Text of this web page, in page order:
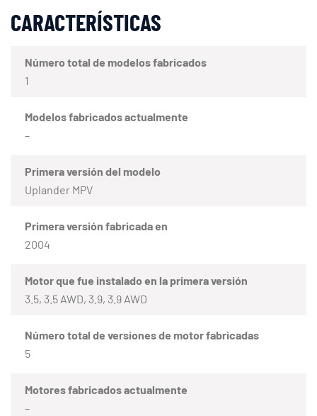
CARACTERÍSTICAS
Número total de modelos fabricados
1
Modelos fabricados actualmente
–
Primera versión del modelo
Uplander MPV
Primera versión fabricada en
2004
Motor que fue instalado en la primera versión
3.5, 3.5 AWD, 3.9, 3.9 AWD
Número total de versiones de motor fabricadas
5
Motores fabricados actualmente
–